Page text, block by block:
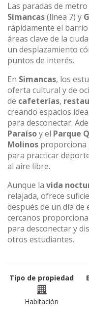
Las paradas de metro
Simancas(línea 7) y
rápidamente el
áreas clave de la
un desplazamiento
puntos de interés.
En Simancas, los
oferta cultural y de
de cafeterías,
creando espacios
para desconectar.
Paraísoy el Parque
Molinos proporciona
para practicar
al aire libre.
Aunque la vida
relajada, ofrece
después de un día de
cercanos
para desconectar y
otros estudiantes.
Tipo de propiedad
Habitación